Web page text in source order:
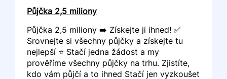
Půjčka 2,5 miliony
Půjčka 2,5 miliony ➡️ Získejte ji ihned! ✅
Srovnejte si všechny půjčky a získejte tu
nejlepší ⭐ Stačí jedna žádost a my
prověříme všechny půjčky na trhu. Zjistíte,
kdo vám půjčí a to ihned Stačí jen vyzkoušet